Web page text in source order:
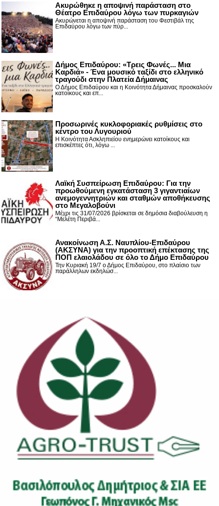
Ακυρώθηκε η αποψινή παράσταση στο
Θέατρο Επιδαύρου λόγω των πυρκαγιών
Ακυρώνεται η αποψινή παράσταση του Φεστιβάλ της
Επιδαύρου λόγω των πύρ...
Δήμος Επιδαύρου: «Τρεις Φωνές... Μια
Καρδιά» - Ένα μουσικό ταξίδι στο ελληνικό
τραγούδι στην Πλατεία Δήμαινας
Ο Δήμος Επιδαύρου και η Κοινότητα Δήμαινας προσκαλούν
κατοίκους και επ...
Προσωρινές κυκλοφοριακές ρυθμίσεις στο
κέντρο του Λυγουριού
Η Κοινότητα Ασκληπιείου ενημερώνει κατοίκους και
επισκέπτες ότι, λόγω ...
Λαϊκή Συσπείρωση Επιδαύρου: Για την
προωθούμενη εγκατάσταση 3 γιγαντιαίων
ανεμογεννητριών και σταθμών αποθήκευσης
στο Μεγαλοβούνι
Μέχρι τις 31/07/2026 βρίσκεται σε δημόσια διαβούλευση η
“Μελέτη Περιβά...
Ανακοίνωση Α.Σ. Ναυπλίου-Επιδαύρου
(ΑΚΣΥΝΑ) για την προοπτική επέκτασης της
ΠΟΠ ελαιολάδου σε όλο το Δήμο Επιδαύρου
Την Κυριακή 19/7 ο Δήμος Επιδαύρου, στο πλαίσιο των
παράλληλων εκδηλώσ...